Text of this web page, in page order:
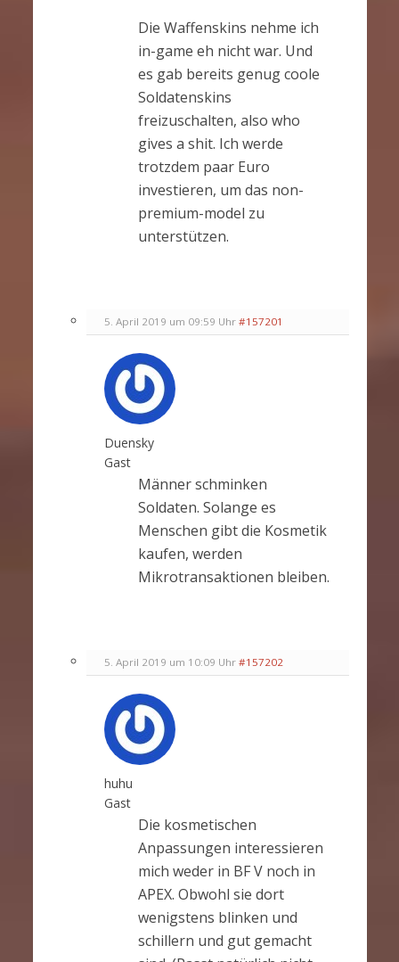
Die Waffenskins nehme ich
in-game eh nicht war. Und
es gab bereits genug coole
Soldatenskins
freizuschalten, also who
gives a shit. Ich werde
trotzdem paar Euro
investieren, um das non-
premium-model zu
unterstützen.
5. April 2019 um 09:59 Uhr #157201
Duensky
Gast
Männer schminken
Soldaten. Solange es
Menschen gibt die Kosmetik
kaufen, werden
Mikrotransaktionen bleiben.
5. April 2019 um 10:09 Uhr #157202
huhu
Gast
Die kosmetischen
Anpassungen interessieren
mich weder in BF V noch in
APEX. Obwohl sie dort
wenigstens blinken und
schillern und gut gemacht